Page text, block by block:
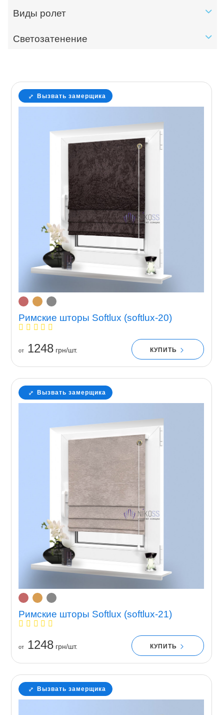
Виды ролет
Светозатенение
Вызвать замерщика
Римские шторы Softlux (softlux-20)
от1248грн/шт. КУПИТЬ
Вызвать замерщика
Римские шторы Softlux (softlux-21)
от1248грн/шт. КУПИТЬ
Вызвать замерщика